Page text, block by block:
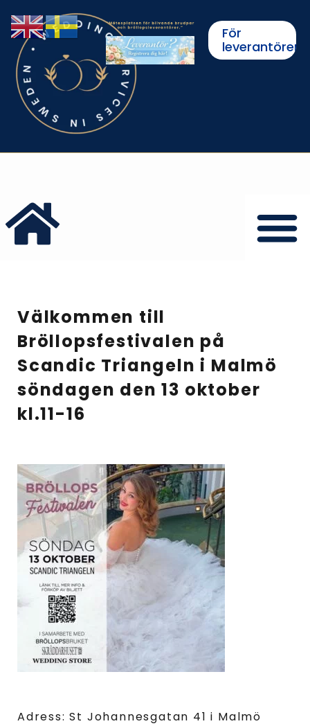
För
leverantörer
Välkommen till
Bröllopsfestivalen på
Scandic Triangeln i Malmö
söndagen den 13 oktober
kl.11-16
Adress: St Johannesgatan 41 i Malmö